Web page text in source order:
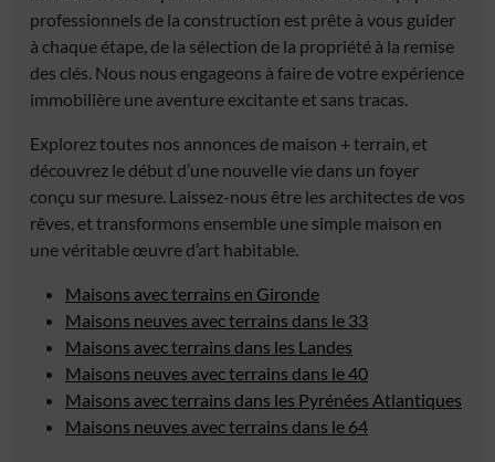
professionnels de la construction est prête à vous guider
à chaque étape, de la sélection de la propriété à la remise
des clés. Nous nous engageons à faire de votre expérience
immobilière une aventure excitante et sans tracas.
Explorez toutes nos annonces de maison + terrain, et
découvrez le début d’une nouvelle vie dans un foyer
conçu sur mesure. Laissez-nous être les architectes de vos
rêves, et transformons ensemble une simple maison en
une véritable œuvre d’art habitable.
Maisons avec terrains en Gironde
Maisons neuves avec terrains dans le 33
Maisons avec terrains dans les Landes
Maisons neuves avec terrains dans le 40
Maisons avec terrains dans les Pyrénées Atlantiques
Maisons neuves avec terrains dans le 64